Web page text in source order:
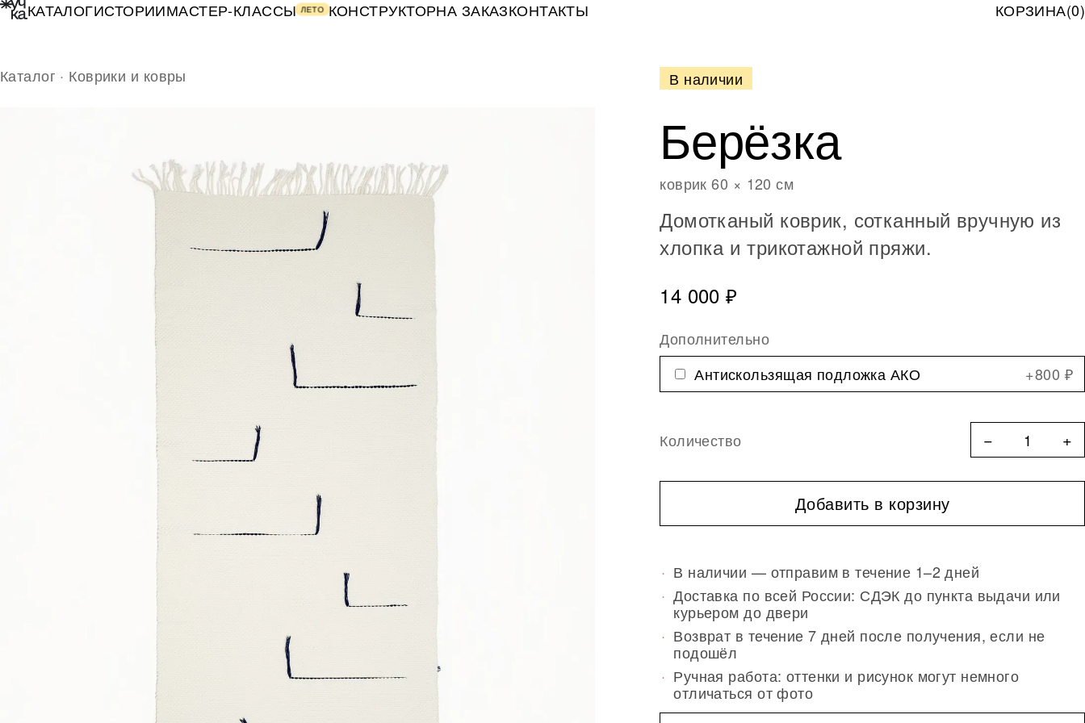
КАТАЛОГИСТОРИИМАСТЕР-КЛАССЫ ЛЕТО КОНСТРУКТОРНА ЗАКАЗКОНТАКТЫ КОРЗИНА(0)
Каталог · Коврики и ковры В наличии
Берёзка
коврик 60 × 120 см
Домотканый коврик, сотканный вручную из
хлопка и трикотажной пряжи.
14 000 ₽
Дополнительно
Антискользящая подложка АКО
+800 ₽
Количество − +
Добавить в корзину
В наличии — отправим в течение 1–2 дней
Доставка по всей России: СДЭК до пункта выдачи или
курьером до двери
Возврат в течение 7 дней после получения, если не
подошёл
Ручная работа: оттенки и рисунок могут немного
отличаться от фото